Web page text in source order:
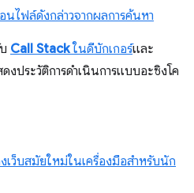
นไฟล์ดังกล่าวจากผลการค้นหา
Call Stackในดีบักเกอร์และ
งประวัติการดำเนินการแบบอะซิงโค
เว็บสมัยใหม่ในเครื่องมือสำหรับนัก